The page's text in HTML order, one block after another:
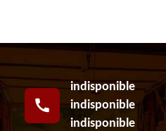
indisponible
indisponible
indisponible